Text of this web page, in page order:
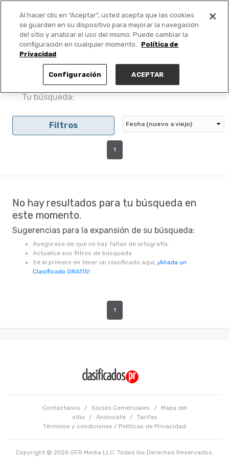
PUBLICA GRATIS +
Tu búsqueda:
Filtros
1
No hay resultados para tu búsqueda en
este momento.
Sugerencias para la expansión de su búsqueda:
Asegúrese de que no hay faltas de ortografía.
Actualice sus filtros de búsqueda
Sé el primero en tener un clasificado aquí, ¡Añada un
Clasificado GRATIS!
1
Contáctanos / Socios Comerciales /
Mapa del
sitio
/ Anúnciate /
Tarifas
Términos y condiciones / Políticas de Privacidad
Copyright @ 2026 GFR Media LLC. Todos los Derechos Reservados.
Al hacer clic en “Aceptar”, usted acepta que las cookies
se guarden en su dispositivo para mejorar la navegación
del sitio y analizar el uso del mismo. Puede cambiar la
configuración en cualquier momento.
Política de
Privacidad
Configuración ACEPTAR